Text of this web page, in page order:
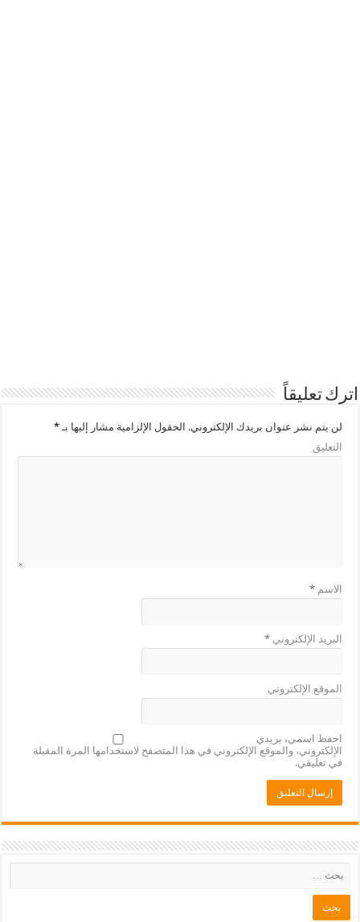
اترك تعليقاً
لن يتم نشر عنوان بريدك الإلكتروني. الحقول الإلزامية مشار إليها بـ*
التعليق
الاسم*
البريد الإلكتروني*
الموقع الإلكتروني
احفظ اسمي، بريدي
الإلكتروني، والموقع الإلكتروني في هذا المتصفح لاستخدامها المرة المقبلة
في تعليقي.